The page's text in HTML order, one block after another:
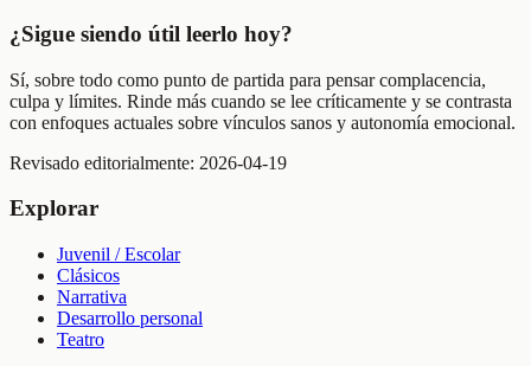
¿Sigue siendo útil leerlo hoy?
Sí, sobre todo como punto de partida para pensar complacencia,
culpa y límites. Rinde más cuando se lee críticamente y se contrasta
con enfoques actuales sobre vínculos sanos y autonomía emocional.
Revisado editorialmente: 2026-04-19
Explorar
Juvenil / Escolar
Clásicos
Narrativa
Desarrollo personal
Teatro